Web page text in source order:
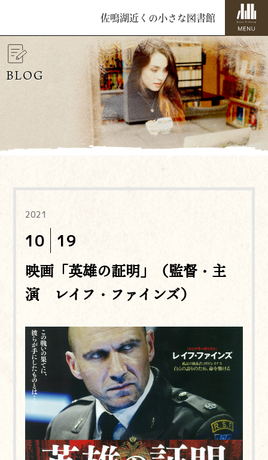
佐鳴湖近くの小さな図書館
BLOG
2021
10 19
映画「英雄の証明」（監督・主
演 レイフ・ファインズ）